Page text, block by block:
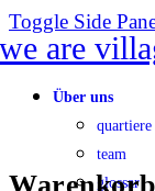
Toggle Side
Über uns
quartiere
team
glossar